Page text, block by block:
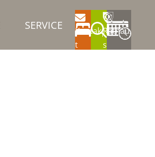
SERVICE
Kontak
t
Rathau
s